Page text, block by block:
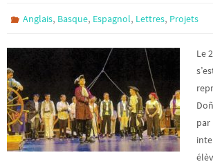
Anglais, Basque, Espagnol, Lettres, Projets
Le
par